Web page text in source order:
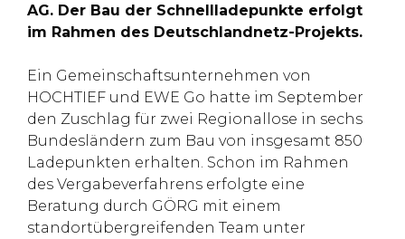
AG. Der Bau der Schnellladepunkte erfolgt
im Rahmen des Deutschlandnetz-Projekts.
Ein Gemeinschaftsunternehmen von
HOCHTIEF und EWE Go hatte im September
den Zuschlag für zwei Regionallose in sechs
Bundesländern zum Bau von insgesamt 850
Ladepunkten erhalten. Schon im Rahmen
des Vergabeverfahrens erfolgte eine
Beratung durch GÖRG mit einem
standortübergreifenden Team unter